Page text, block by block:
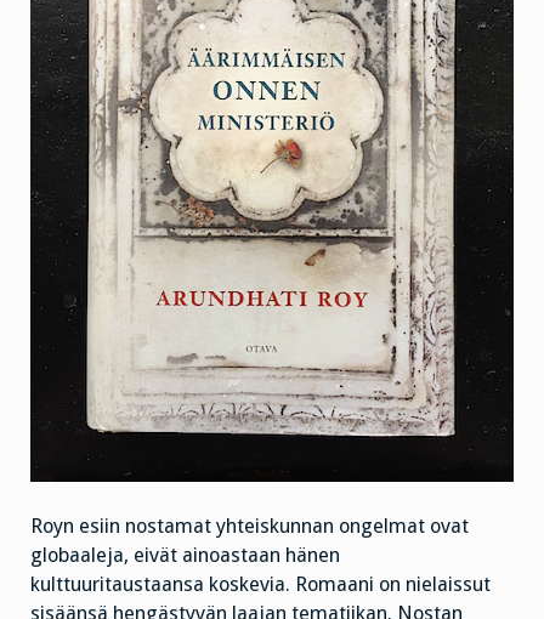
Royn esiin nostamat yhteiskunnan ongelmat ovat
globaaleja, eivät ainoastaan hänen
kulttuuritaustaansa koskevia. Romaani on nielaissut
sisäänsä hengästyvän laajan tematiikan. Nostan